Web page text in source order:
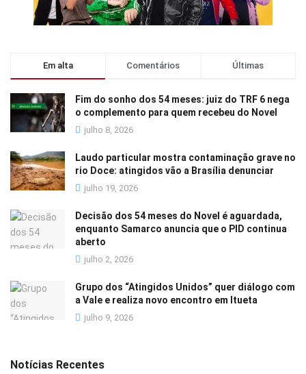
Em alta Comentários Últimas
Fim do sonho dos 54 meses: juiz do TRF 6 nega
o complemento para quem recebeu do Novel
julho 8, 2026
Laudo particular mostra contaminação grave no
rio Doce: atingidos vão a Brasília denunciar
julho 19, 2026
Decisão dos 54 meses do Novel é aguardada,
enquanto Samarco anuncia que o PID continua
aberto
julho 2, 2026
Grupo dos “Atingidos Unidos” quer diálogo com
a Vale e realiza novo encontro em Itueta
julho 9, 2026
Notícias Recentes